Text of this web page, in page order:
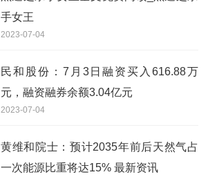
手女王
2023-07-04
民和股份：7月3日融资买入616.88万
元，融资融券余额3.04亿元
2023-07-04
黄维和院士：预计2035年前后天然气占
一次能源比重将达15% 最新资讯